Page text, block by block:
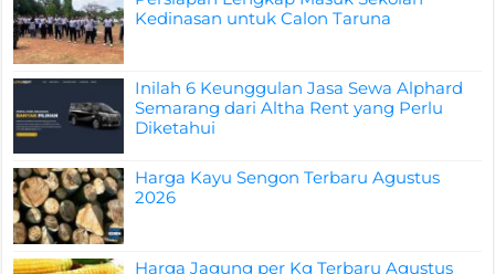
Kedinasan untuk Calon Taruna
Inilah 6 Keunggulan Jasa Sewa Alphard
Semarang dari Altha Rent yang Perlu
Diketahui
Harga Kayu Sengon Terbaru Agustus
2026
Harga Jagung per Kg Terbaru Agustus